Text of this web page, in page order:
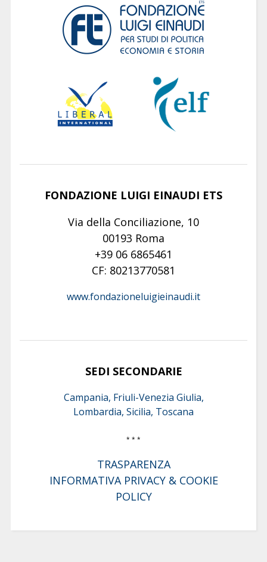
FONDAZIONE LUIGI EINAUDI ETS
Via della Conciliazione, 10
00193 Roma
+39 06 6865461
CF: 80213770581
www.fondazioneluigieinaudi.it
SEDI SECONDARIE
Campania, Friuli-Venezia Giulia,
Lombardia, Sicilia, Toscana
* * *
TRASPARENZA
INFORMATIVA PRIVACY & COOKIE
POLICY